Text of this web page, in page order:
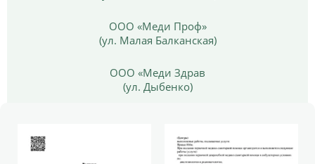
ООО «Меди Проф»
(ул. Малая Балканская)
ООО «Меди Здрав
(ул. Дыбенко)